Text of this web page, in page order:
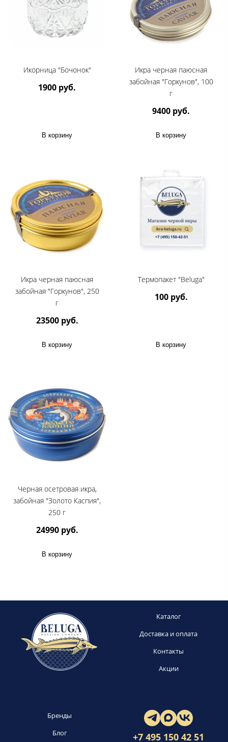
Икорница "Бочонок"
1900 руб.
В корзину
Икра черная паюсная
забойная "Горкунов", 100
г
9400 руб.
В корзину
Икра черная паюсная
забойная "Горкунов", 250
г
23500 руб.
В корзину
Термопакет "Beluga"
100 руб.
В корзину
Черная осетровая икра,
забойная "Золото Каспия",
250 г
24990 руб.
В корзину
Каталог
Доставка и оплата
Контакты
Акции
Бренды
Блог
+7 495 150 42 51